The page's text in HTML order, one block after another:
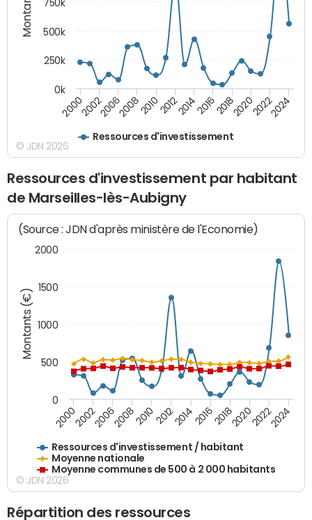
Ressources d'investissement
200020022006200820102012201420162018202020222024
0k
250k
500k
750k
© JDN 2026
Ressources d'investissement par habitant
de Marseilles-lès-Aubigny
Montants (€)
(Source : JDN d'après ministère de l'Economie)
Ressources d'investissement / habitant
Moyenne nationale
Moyenne communes de 500 à 2 000 habitants
200020022006200820102012201420162018202020222024
0
500
1000
1500
2000
© JDN 2026
Répartition des ressources